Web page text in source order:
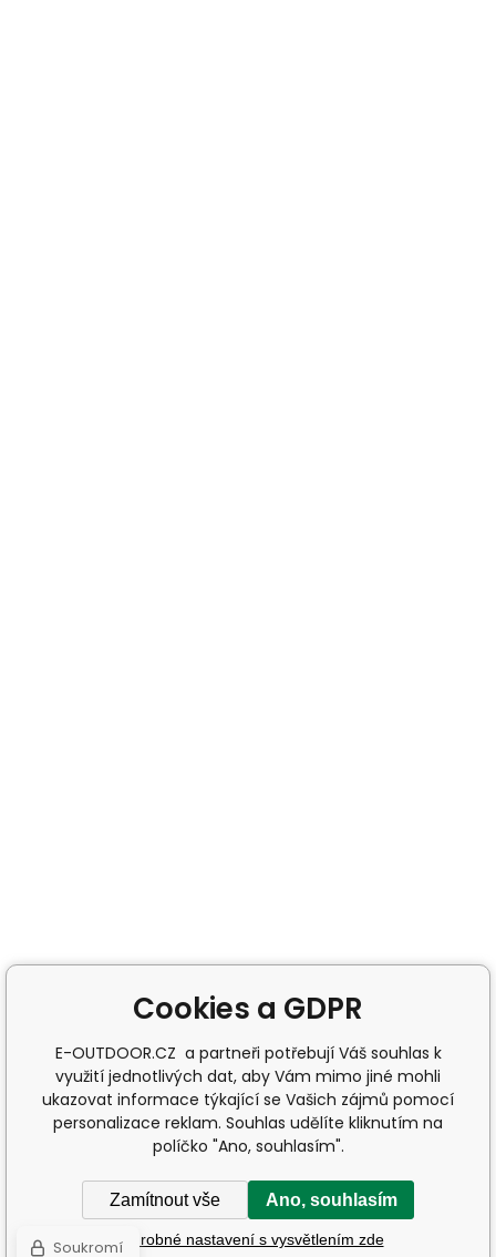
Cookies a GDPR
E-OUTDOOR.CZ a partneři potřebují Váš souhlas k
využití jednotlivých dat, aby Vám mimo jiné mohli
ukazovat informace týkající se Vašich zájmů pomocí
personalizace reklam. Souhlas udělíte kliknutím na
políčko "Ano, souhlasím".
Zamítnout vše Ano, souhlasím
Podrobné nastavení s vysvětlením zde
Soukromí